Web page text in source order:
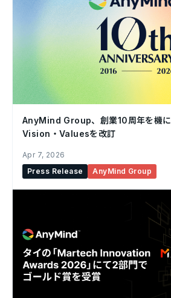
AnyMind Group、創業10周年を機
Vision・Valuesを改訂
Apr 7, 2026
Press Release
AnyMind Group